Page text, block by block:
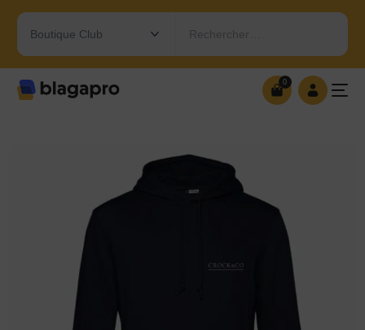
Rechercher…
0